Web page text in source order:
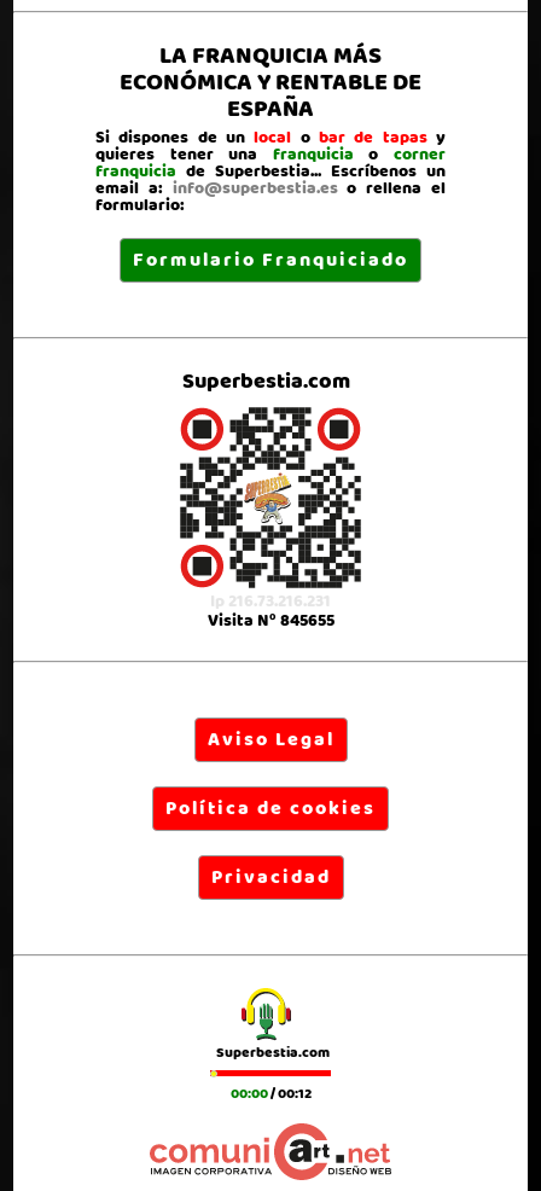
LA FRANQUICIA MÁS
ECONÓMICA Y RENTABLE DE
ESPAÑA
Si dispones de unlocal obar de tapasy
quieres tener una franquicia ocorner
franquicia de Superbestia... Escríbenos un
email a: info@superbestia.eso rellena el
formulario:
Formulario Franquiciado
Superbestia.com
Ip 216.73.216.231
Visita Nº 845655
Aviso Legal
Política de cookies
Privacidad
Superbestia.com
00:00/00:12